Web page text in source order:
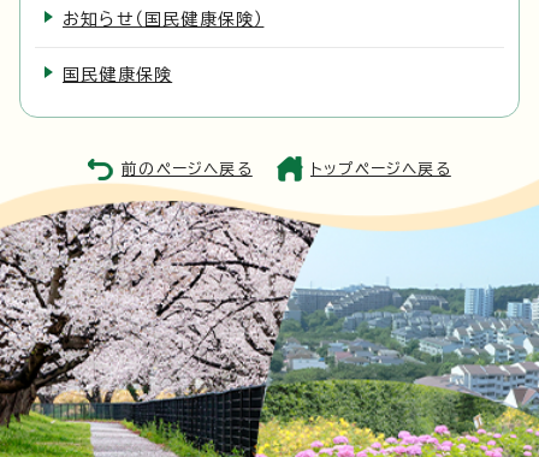
お知らせ（国民健康保険）
国民健康保険
前のページへ戻る トップページへ戻る